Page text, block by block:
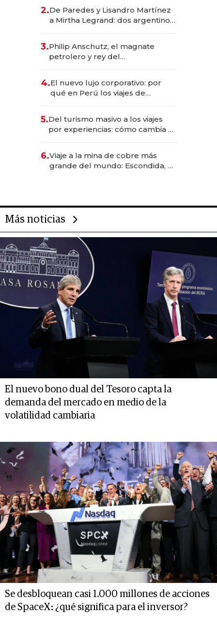
las marcas "fast premium"
2.De Paredes y Lisandro Martínez
a Mirtha Legrand: dos argentinos
3.Philip Anschutz, el magnate
petrolero y rey del
Fénix
4.El nuevo lujo corporativo: por
qué en Perú los viajes de
transformadoras
5.Del turismo masivo a los viajes
por experiencias: cómo cambia el
6.Viaje a la mina de cobre más
grande del mundo: Escondida, el
Más noticias
El nuevo bono dual del Tesoro capta la
demanda del mercado en medio de la
volatilidad cambiaria
Se desbloquean casi 1.000 millones de acciones
de SpaceX: ¿qué significa para el inversor?